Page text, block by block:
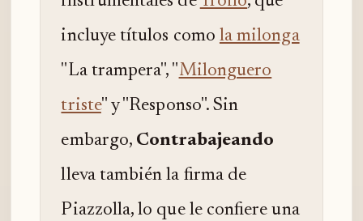
incluye títulos como la milonga
"La trampera", "Milonguero
triste" y "Responso". Sin
embargo, Contrabajeando
lleva también la firma de
Piazzolla, lo que le confiere una